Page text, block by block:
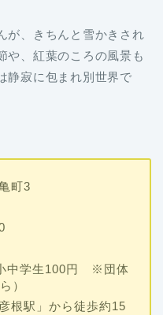
が、きちんと雪かきされ
や、紅葉のころの風景も
静寂に包まれ別世界で
町3
中学生100円 ※団体
）
根駅」から徒歩約15